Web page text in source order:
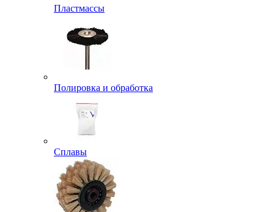
Пластмассы
Полировка и обработка
Сплавы